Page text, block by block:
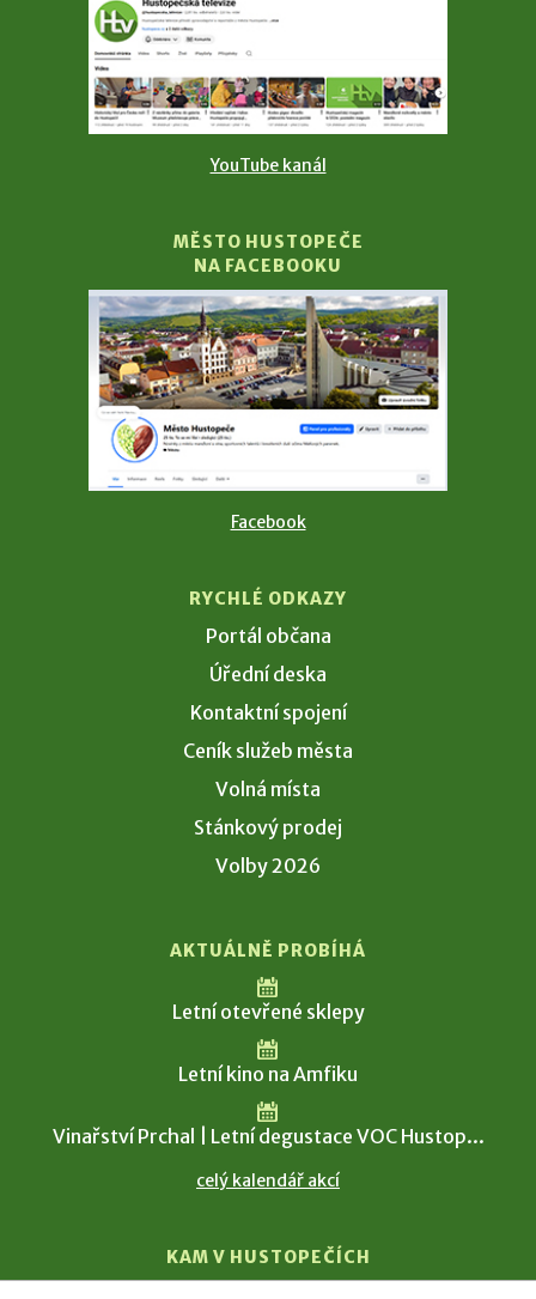
YouTube kanál
MĚSTO HUSTOPEČE
NA FACEBOOKU
Facebook
RYCHLÉ ODKAZY
Portál občana
Úřední deska
Kontaktní spojení
Ceník služeb města
Volná místa
Stánkový prodej
Volby 2026
AKTUÁLNĚ PROBÍHÁ
Letní otevřené sklepy
Letní kino na Amfiku
Vinařství Prchal | Letní degustace VOC Hustop...
celý kalendář akcí
KAM V HUSTOPEČÍCH